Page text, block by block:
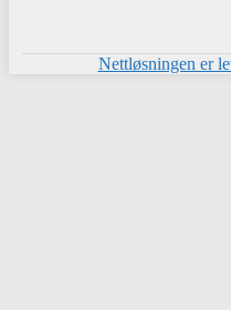
Nettløsningen er